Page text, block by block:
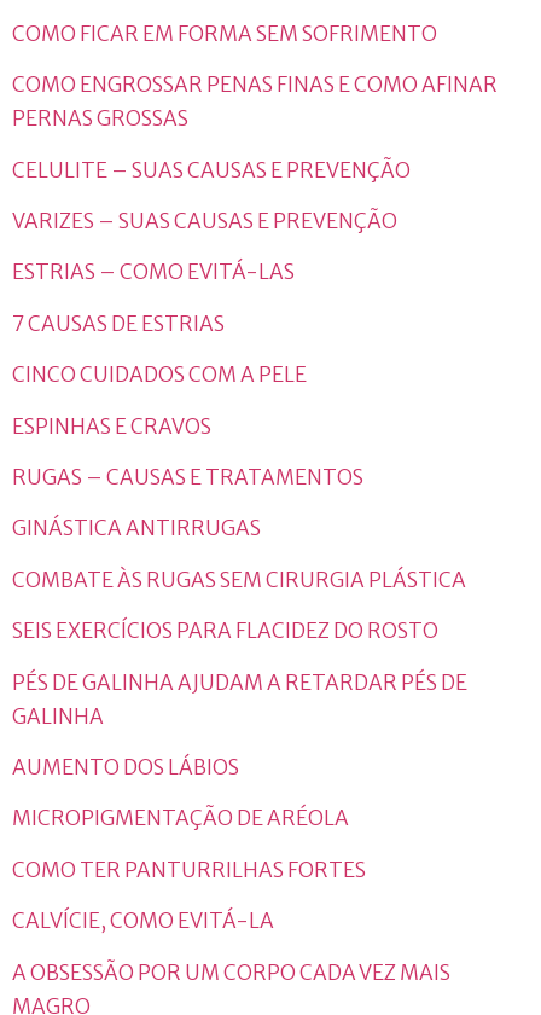
COMO FICAR EM FORMA SEM SOFRIMENTO
COMO ENGROSSAR PENAS FINAS E COMO AFINAR
PERNAS GROSSAS
CELULITE – SUAS CAUSAS E PREVENÇÃO
VARIZES – SUAS CAUSAS E PREVENÇÃO
ESTRIAS – COMO EVITÁ-LAS
7 CAUSAS DE ESTRIAS
CINCO CUIDADOS COM A PELE
ESPINHAS E CRAVOS
RUGAS – CAUSAS E TRATAMENTOS
GINÁSTICA ANTIRRUGAS
COMBATE ÀS RUGAS SEM CIRURGIA PLÁSTICA
SEIS EXERCÍCIOS PARA FLACIDEZ DO ROSTO
PÉS DE GALINHA AJUDAM A RETARDAR PÉS DE
GALINHA
AUMENTO DOS LÁBIOS
MICROPIGMENTAÇÃO DE ARÉOLA
COMO TER PANTURRILHAS FORTES
CALVÍCIE, COMO EVITÁ-LA
A OBSESSÃO POR UM CORPO CADA VEZ MAIS
MAGRO